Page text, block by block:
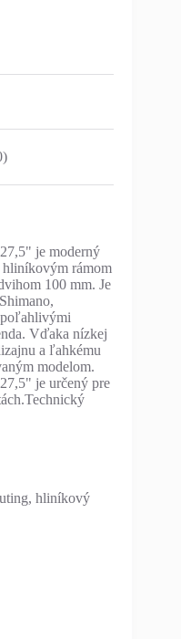
je moderný
rámom
100 mm. Je
Vďaka nízkej
a ľahkému
modelom.
je určený pre
hliníkový